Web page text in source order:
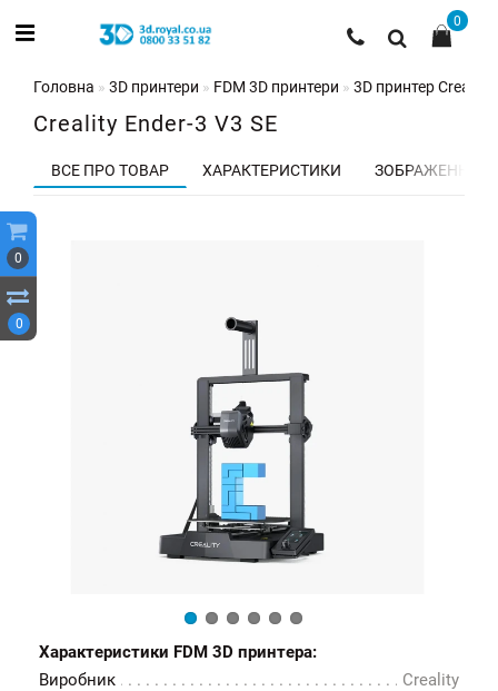
0
0
0
Головна 3D принтери FDM 3D принтери 3D принтер Creality
Creality Ender-3 V3 SE
ВСЕ ПРО ТОВАР ХАРАКТЕРИСТИКИ ЗОБРАЖЕННЯ
Характеристики FDM 3D принтера:
Виробник
Creality